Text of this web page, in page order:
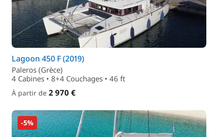
Lagoon 450 F (2019)
Paleros (Grèce)
4 Cabines • 8+4 Couchages • 46 ft
À partir de 2 970 €
-5%